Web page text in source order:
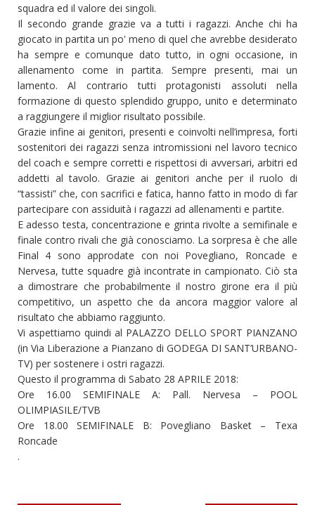
squadra ed il valore dei singoli.
Il secondo grande grazie va a tutti i ragazzi. Anche chi ha
giocato in partita un po' meno di quel che avrebbe desiderato
ha sempre e comunque dato tutto, in ogni occasione, in
allenamento come in partita. Sempre presenti, mai un
lamento. Al contrario tutti protagonisti assoluti nella
formazione di questo splendido gruppo, unito e determinato
a raggiungere il miglior risultato possibile.
Grazie infine ai genitori, presenti e coinvolti nell’impresa, forti
sostenitori dei ragazzi senza intromissioni nel lavoro tecnico
del coach e sempre corretti e rispettosi di avversari, arbitri ed
addetti al tavolo. Grazie ai genitori anche per il ruolo di
“tassisti” che, con sacrifici e fatica, hanno fatto in modo di far
partecipare con assiduità i ragazzi ad allenamenti e partite.
E adesso testa, concentrazione e grinta rivolte a semifinale e
finale contro rivali che già conosciamo. La sorpresa è che alle
Final 4 sono approdate con noi Povegliano, Roncade e
Nervesa, tutte squadre già incontrate in campionato. Ciò sta
a dimostrare che probabilmente il nostro girone era il più
competitivo, un aspetto che da ancora maggior valore al
risultato che abbiamo raggiunto.
Vi aspettiamo quindi al PALAZZO DELLO SPORT PIANZANO
(in Via Liberazione a Pianzano di GODEGA DI SANT’URBANO-
TV) per sostenere i ostri ragazzi.
Questo il programma di Sabato 28 APRILE 2018:
Ore 16.00 SEMIFINALE A: Pall. Nervesa – POOL
OLIMPIASILE/TVB
Ore 18.00 SEMIFINALE B: Povegliano Basket – Texa
Roncade
.